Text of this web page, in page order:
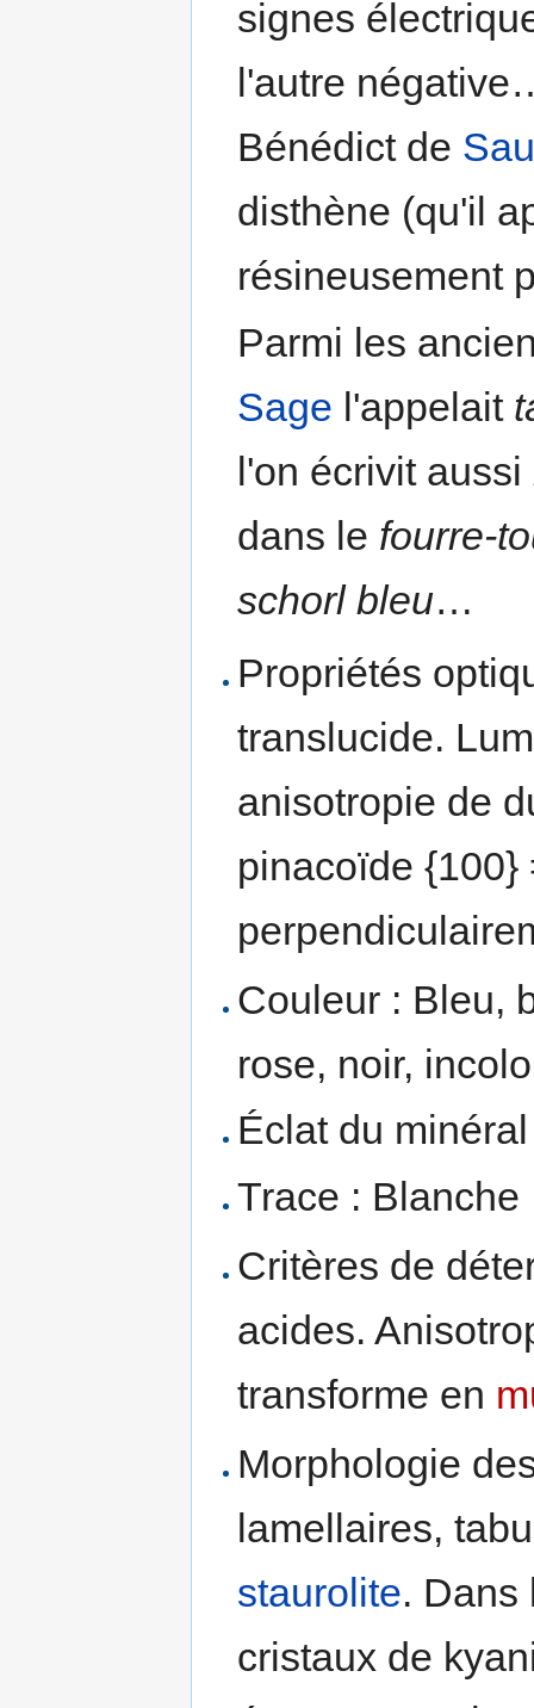
signes
l'autre
Bénédict de
disthène (qu'il
résineusement
Parmi les
Sage l'appelait
l'on écrivit aussi
dans le fourre-
schorl bleu…
Propriétés
translucide.
anisotropie de
pinacoïde
Couleur : Bleu,
rose, noir,
Éclat du
Trace : Blanche
Critères de
acides.
transforme en
Morphologie
lamellaires,
staurolite. Dans
cristaux de